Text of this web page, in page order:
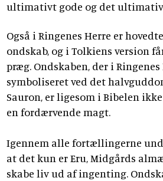
ultimativt gode og det
Også i Ringenes Herre er
ondskab, og i Tolkiens version
præg. Ondskaben, der i
symboliseret ved det
Sauron, er ligesom i Bibelen
en fordærvende magt.
Igennem alle fortællingerne
at det kun er Eru, Midgårds
skabe liv ud af ingenting.